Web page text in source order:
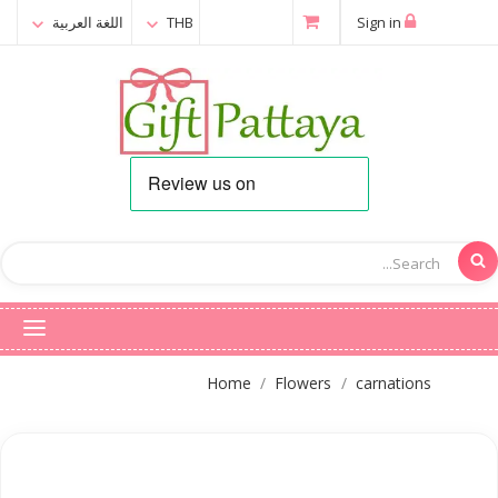
اللغة العربية THB
Home Flowers carnations